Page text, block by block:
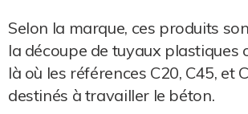
Selon la marque, ces produits
la découpe de tuyaux plastiques
là où les références C20, C45, et
destinés à travailler le béton.